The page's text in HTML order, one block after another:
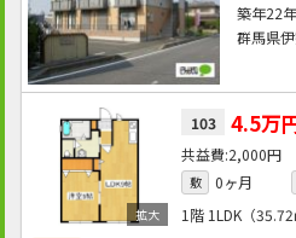
築年22
群馬県
103 4.5万
2,000円
敷 0ヶ月
1階 1LDK（